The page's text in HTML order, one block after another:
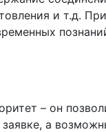
и т.д.
– он
а